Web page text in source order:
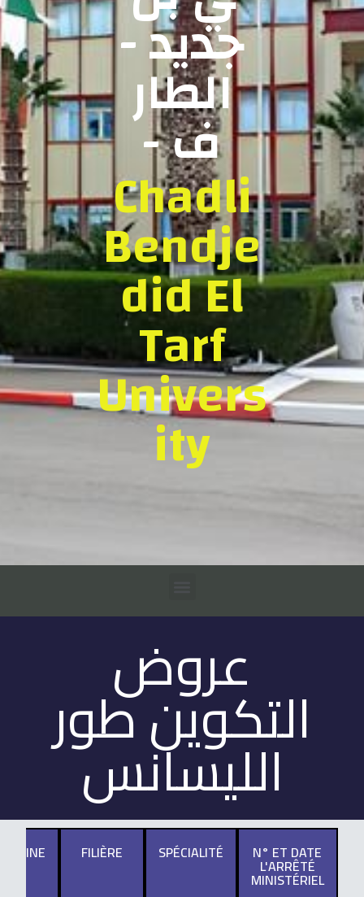
جديد -
الطار
ف -
Chadli
Bendje
did El
Tarf
Univers
ity
عروض
التكوين طور
الليسانس
N° ET DATE
L'ARRÊTÉ
MINISTÉRIEL
SPÉCIALITÉ
FILIÈRE